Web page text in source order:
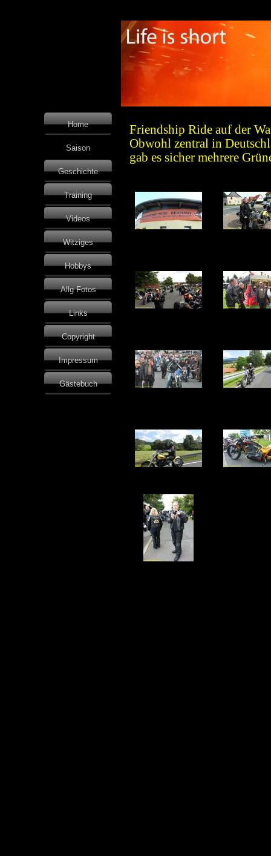
Friendship Ride auf der
Obwohl zentral in
gab es sicher mehrere
Home
Saison
Geschichte
Training
Videos
Witziges
Hobbys
Allg Fotos
Links
Copyright
Impressum
Gästebuch